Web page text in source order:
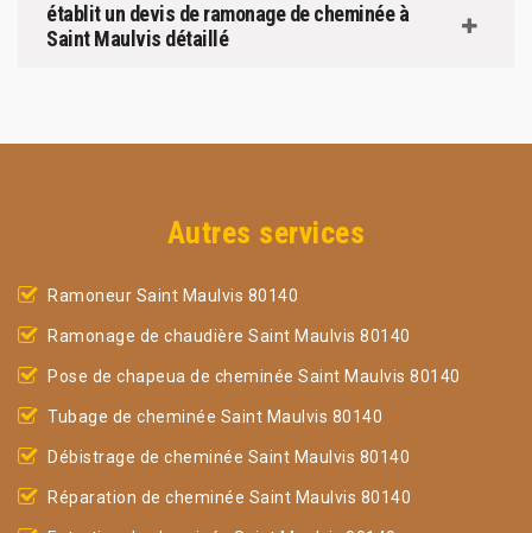
établit un devis de ramonage de cheminée à
Saint Maulvis détaillé
Autres services
Ramoneur Saint Maulvis 80140
Ramonage de chaudière Saint Maulvis 80140
Pose de chapeua de cheminée Saint Maulvis 80140
Tubage de cheminée Saint Maulvis 80140
Débistrage de cheminée Saint Maulvis 80140
Réparation de cheminée Saint Maulvis 80140